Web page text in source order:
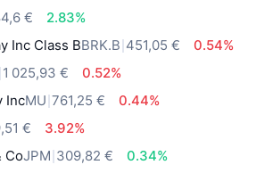
€
2.83%
Inc Class BBRK.B 451,05 €
0.54%
1 025,93 €
0.52%
IncMU 761,25 €
0.44%
€
3.92%
CoJPM 309,82 €
0.34%